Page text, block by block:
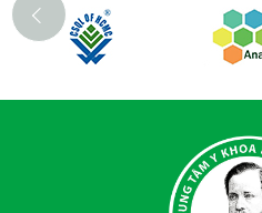
‹